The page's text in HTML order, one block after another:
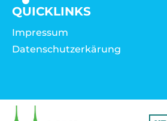
QUICKLINKS
Impressum
Datenschutzerkärung